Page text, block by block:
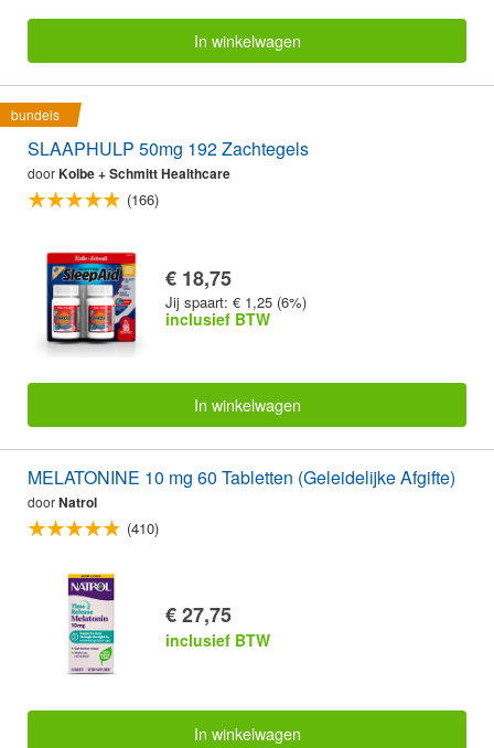
In winkelwagen
bundels
SLAAPHULP 50mg 192 Zachtegels
doorKolbe + Schmitt Healthcare
(166)
€ 18,75
Jij spaart: € 1,25 (6%)
inclusief BTW
In winkelwagen
MELATONINE 10 mg 60 Tabletten (Geleidelijke Afgifte)
doorNatrol
(410)
€ 27,75
inclusief BTW
In winkelwagen